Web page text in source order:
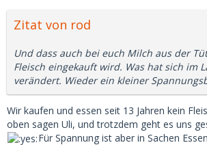
Zitat von rod
Und dass auch bei euch Milch aus der
Fleisch eingekauft wird. Was hat sich im
verändert. Wieder ein kleiner
Wir kaufen und essen seit 13 Jahren kein
oben sagen Uli, und trotzdem geht es uns
Für Spannung ist aber in Sachen